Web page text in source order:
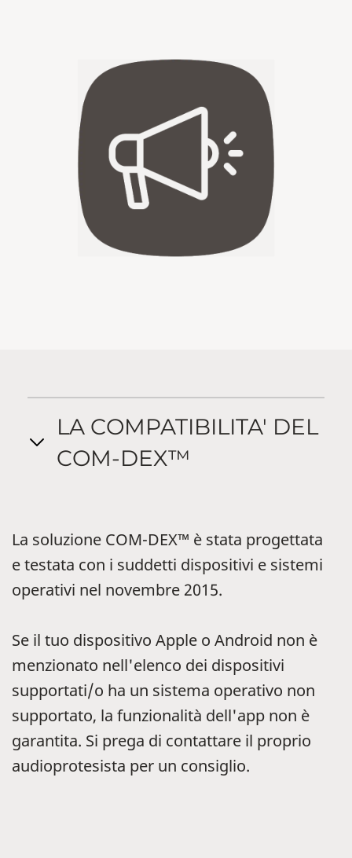
LA COMPATIBILITA' DEL
COM-DEX™
La soluzione COM-DEX™ è stata progettata
e testata con i suddetti dispositivi e sistemi
operativi nel novembre 2015.
Se il tuo dispositivo Apple o Android non è
menzionato nell'elenco dei dispositivi
supportati/o ha un sistema operativo non
supportato, la funzionalità dell'app non è
garantita. Si prega di contattare il proprio
audioprotesista per un consiglio.